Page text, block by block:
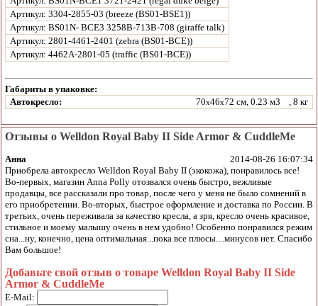
Артикул: 3304-2855-03 (breeze (BS01-BSE1))
Артикул: BS01N- BCE3 3258B-713B-708 (giraffe talk)
Артикул: 2801-4461-2401 (zebra (BS01-BCE))
Артикул: 4462A-2801-05 (traffic (BS01-BCE))
Габариты в упаковке:
Автокресло:
70x46x72 см, 0.23 м3 , 8 кг
Отзывы о Welldon Royal Baby II Side Armor & CuddleMe
Анна
2014-08-26 16:07:34
Приобрела автокресло Welldon Royal Baby II (экокожа), понравилось все!
Во-первых, магазин Anna Polly отозвался очень быстро, вежливые
продавцы, все рассказали про товар, после чего у меня не было сомнений в
его приобретении. Во-вторых, быстрое оформление и доставка по России. В
третьих, очень переживала за качество кресла, а зря, кресло очень красивое,
стильное и моему малышу очень в нем удобно! Особенно понравился режим
сна...ну, конечно, цена оптимальная...пока все плюсы....минусов нет. Спасибо
Вам большое!
Добавьте свой отзыв о товаре Welldon Royal Baby II Side
Armor & CuddleMe
E-Mail: